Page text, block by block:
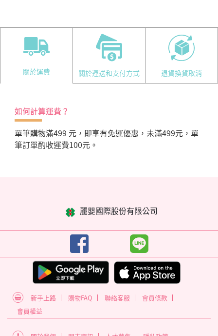
關於運費 關於運送和支付方式 退貨換貨取消
如何計算運費？
單筆購物滿499 元，即享有免運優惠，未滿499元，單
筆訂單酌收運費100元。
麗嬰國際股份有限公司
新手上路 購物FAQ 聯絡客服
會員條款
會員權益